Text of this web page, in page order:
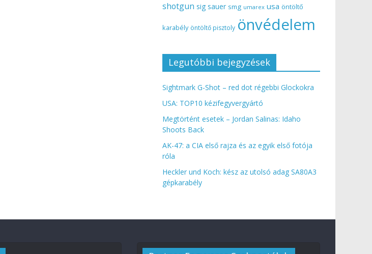
shotgun sig sauer smg umarex usa öntöltő
karabély öntöltő pisztoly önvédelem
Legutóbbi bejegyzések
Sightmark G-Shot – red dot régebbi Glockokra
USA: TOP10 kézifegyvergyártó
Megtörtént esetek – Jordan Salinas: Idaho
Shoots Back
AK-47: a CIA első rajza és az egyik első fotója
róla
Heckler und Koch: kész az utolsó adag SA80A3
gépkarabély